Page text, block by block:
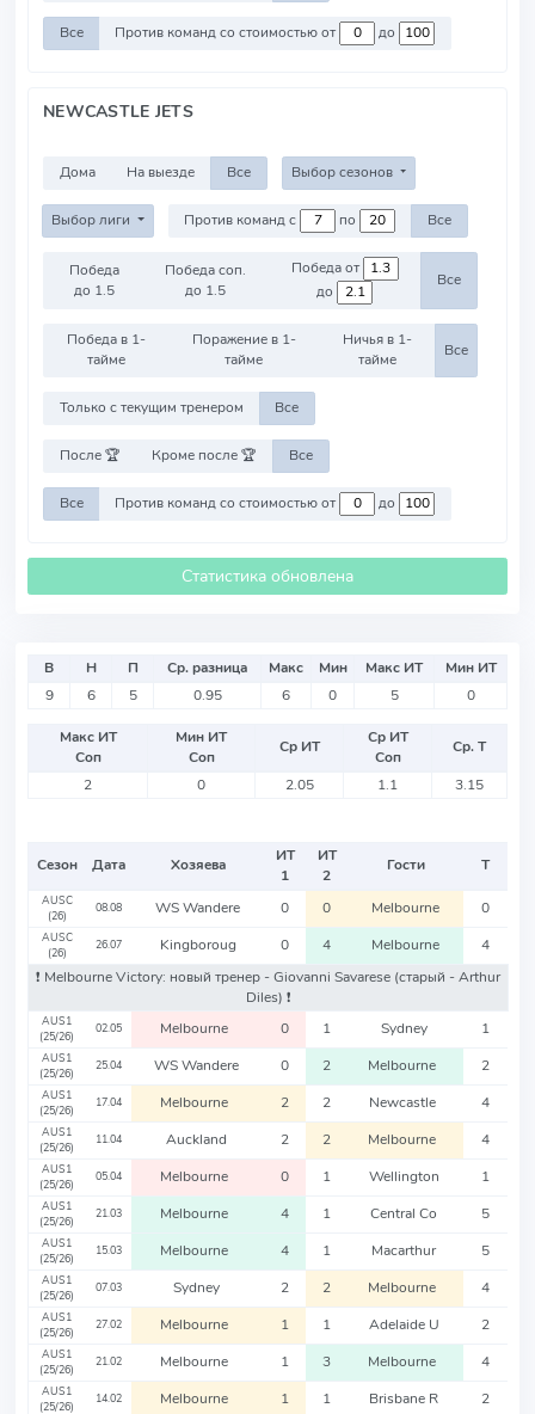
Все Против команд со стоимостью от до
NEWCASTLE JETS
Дома На выезде Все Выбор сезонов
Выбор лиги Против команд с по Все
Победа
до 1.5
Победа соп.
до 1.5
Победа от
до
Все
Победа в 1-
тайме
Поражение в 1-
тайме
Ничья в 1-
тайме
Все
Только с текущим тренером Все
После 🏆 Кроме после 🏆 Все
Все Против команд со стоимостью от до
Статистика обновлена
В Н П Ср. разница Макс Мин Макс ИТ
Мин ИТ
9
6 5 0.95 6 0 5 0
Макс ИТ
Соп
Мин ИТ
Соп
Ср ИТ
Ср ИТ
Соп
Ср. Т
2
0 2.05 1.1 3.15
Сезон Дата Хозяева
ИТ
1
ИТ
2
Гости Т
AUSC
(26)
08.08 WS Wandere 0 0 Melbourne 0
AUSC
(26)
26.07 Kingboroug 0 4 Melbourne
4
❗️ Melbourne Victory: новый тренер - Giovanni Savarese (старый - Arthur
Diles) ❗️
AUS1
(25/26)
02.05 Melbourne 0 1 Sydney 1
AUS1
(25/26)
25.04 WS Wandere 0 2 Melbourne 2
AUS1
(25/26)
17.04 Melbourne 2 2 Newcastle 4
AUS1
(25/26)
11.04 Auckland 2 2 Melbourne 4
AUS1
(25/26)
05.04 Melbourne 0 1 Wellington 1
AUS1
(25/26)
21.03 Melbourne 4 1 Central Co 5
AUS1
(25/26)
15.03 Melbourne 4 1 Macarthur 5
AUS1
(25/26)
07.03 Sydney 2 2 Melbourne 4
AUS1
(25/26)
27.02 Melbourne 1 1 Adelaide U 2
AUS1
(25/26)
21.02 Melbourne 1 3 Melbourne 4
AUS1
(25/26)
14.02 Melbourne 1 1 Brisbane R 2